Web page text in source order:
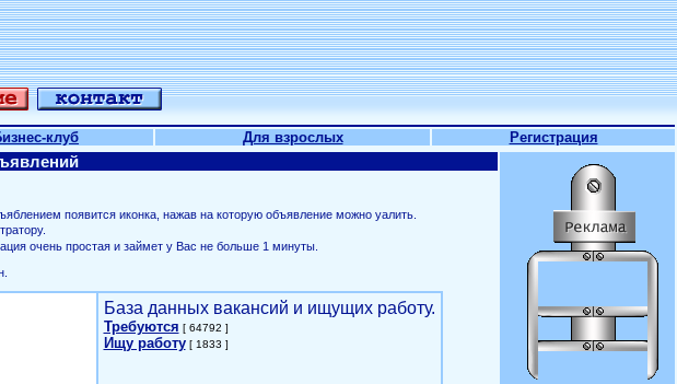
клуб Для взрослых Регистрация
появится иконка, нажав на которую объявление можно уалить.
очень простая и займет у Вас не больше 1 минуты.
База данных вакансий и ищущих работу.
Требуются [ 64792 ]
Ищу работу[ 1833 ]